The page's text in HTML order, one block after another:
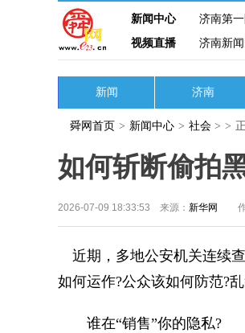
新闻中心 济南第
视频直播
济南新闻
新闻 济南
舜网首页 > 新闻中心 > 社会 > >
如何斩断偷拍
2026-07-09 18:33:53 来源： 新华网
近期，多地公安机关连续
如何运作?公众该如何防范?
谁在“销售”你的隐私?